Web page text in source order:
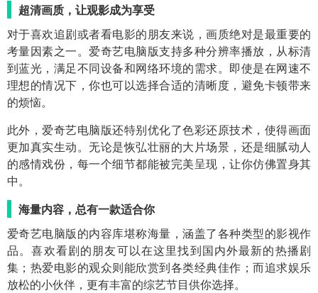
超清画质，让观影成为享受
对于喜欢追剧或者看电影的朋友来说，画质绝对是最重要的
考量因素之一。爱奇艺电脑版支持多种分辨率播放，从标清
到蓝光，满足不同设备和网络环境的需求。即使是在网速不
理想的情况下，你也可以选择合适的清晰度，避免卡顿带来
的烦恼。
此外，爱奇艺电脑版还特别优化了色彩还原技术，使得画面
更加真实生动。无论是恢弘壮丽的大片场景，还是细腻动人
的感情戏份，每一个细节都能被完美呈现，让你仿佛置身其
中。
海量内容，总有一款适合你
爱奇艺电脑版的内容库堪称海量，涵盖了各种类型的影视作
品。喜欢看剧的朋友可以在这里找到国内外最新的热播剧
集；热爱电影的观众则能欣赏到各类经典佳作；而追求娱乐
放松的小伙伴，更有丰富的综艺节目供你选择。